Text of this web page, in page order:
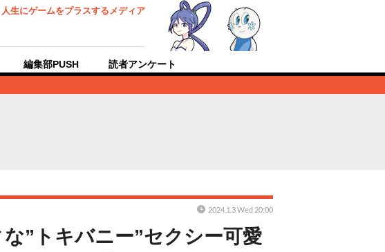
人生にゲームをプラスするメディア
編集部PUSH 読者アンケート
”トキバニー”セクシー可愛
2024.1.3 Wed 20:00